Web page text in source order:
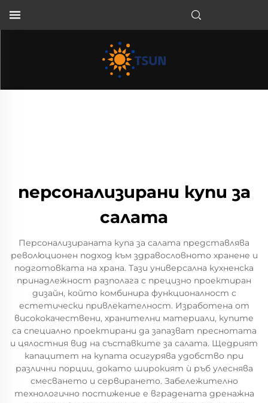
персонализирани купи за
салата
Персонализираната купа за салата представлява
революционен подход към здравословното хранене и
подготовката на храна. Тази универсална кухненска
принадлежност разполага с прецизно проектиран
дизайн, който комбинира функционалност с
естетически привлекателност. Изработена от
висококачествени, хранителни материали, купите
са специално проектирани да запазват преснотата
и цялостния вид на съставките за салата. Щедрият
капацитет на купата осигурява удобство при
различни порции, докато широкият ѝ ръб улеснява
смесването и сервирането. Забележително
технологично постижение е вградената дренажна